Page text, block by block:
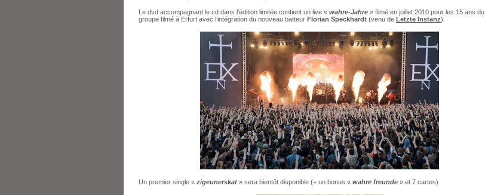
Le dvd accompagnant le cd dans l’édition limitée contient un live « wahre-Jahre » filmé en juillet 2010 pour les 15 ans du
groupe filmé à Erfurt avec l’intégration du nouveau batteur Florian Speckhardt (venu de Letzte Instanz).
Un premier single « zigeunerskat » sera bientôt disponible (+ un bonus « wahre freunde » et 7 cartes)